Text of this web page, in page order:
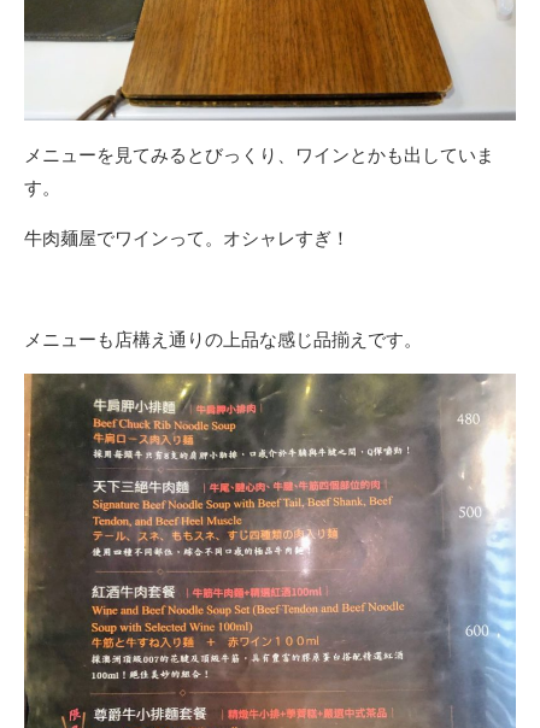
メニューを見てみるとびっくり、ワインとかも出していま
す。
牛肉麺屋でワインって。オシャレすぎ！
メニューも店構え通りの上品な感じ品揃えです。